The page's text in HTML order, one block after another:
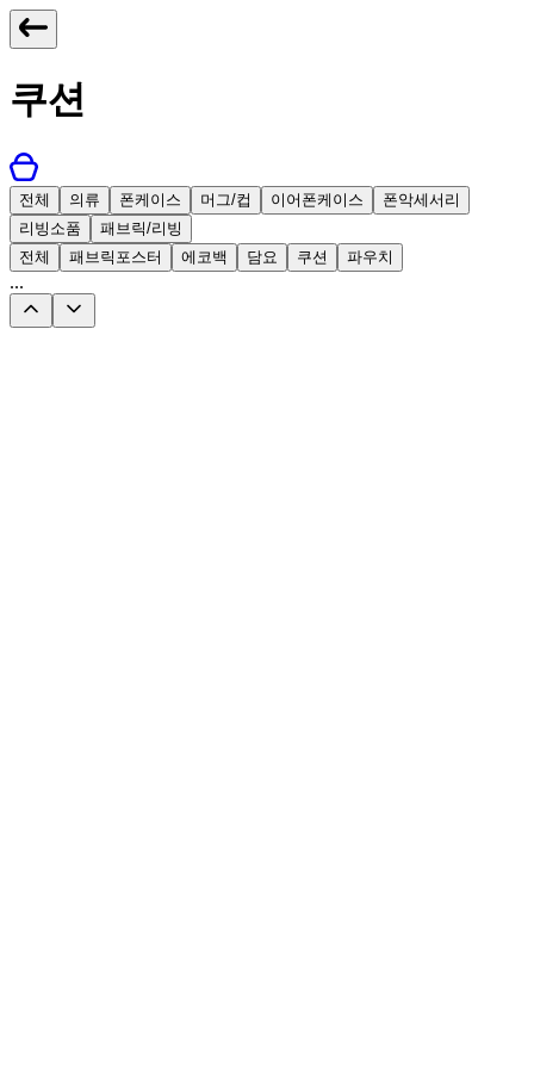
쿠션
전체 의류 폰케이스 머그/컵 이어폰케이스
폰악세서리
리빙소품
패브릭/리빙
전체
패브릭포스터 에코백 담요 쿠션 파우치
...